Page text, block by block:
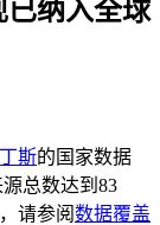
纳入全球
斯的国家数据
总数达到83
请参阅数据覆盖